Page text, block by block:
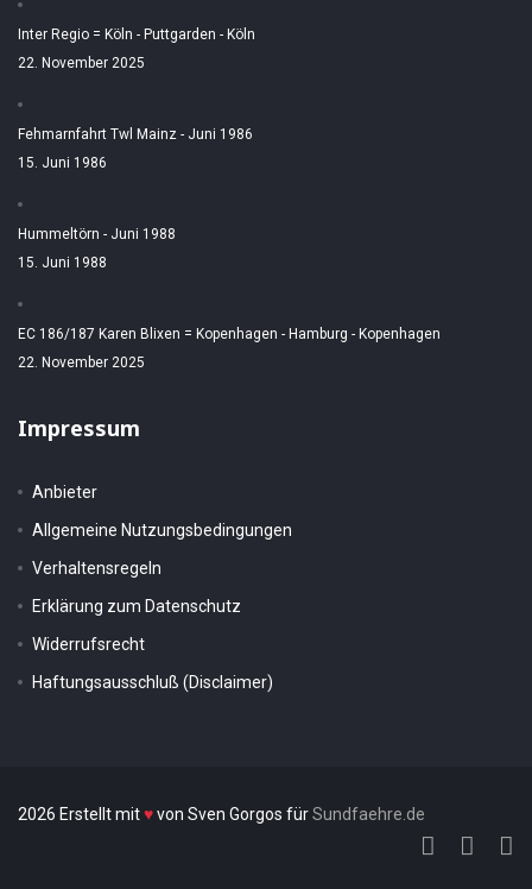
Inter Regio = Köln - Puttgarden - Köln
22. November 2025
Fehmarnfahrt Twl Mainz - Juni 1986
15. Juni 1986
Hummeltörn - Juni 1988
15. Juni 1988
EC 186/187 Karen Blixen = Kopenhagen - Hamburg - Kopenhagen
22. November 2025
Impressum
Anbieter
Allgemeine Nutzungsbedingungen
Verhaltensregeln
Erklärung zum Datenschutz
Widerrufsrecht
Haftungsausschluß (Disclaimer)
2026 Erstellt mit♥von Sven Gorgos fürSundfaehre.de